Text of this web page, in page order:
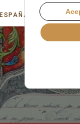
ESPAÑA VIERNES,